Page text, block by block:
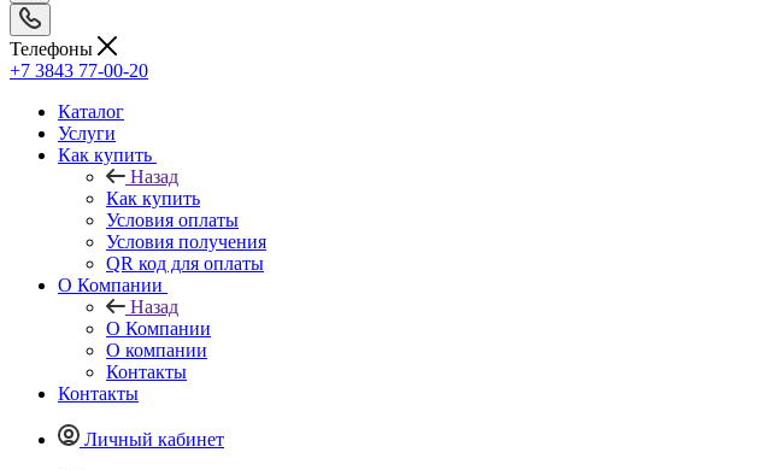
Телефоны
+7 3843 77-00-20
Каталог
Услуги
Как купить
Назад
Как купить
Условия оплаты
Условия получения
QR код для оплаты
О Компании
Назад
О Компании
О компании
Контакты
Контакты
Личный кабинет